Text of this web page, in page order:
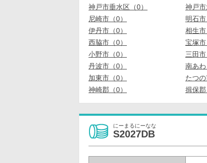
神戸市垂水区（0）
神戸市
尼崎市（0）
明石市
伊丹市（0）
相生市
西脇市（0）
宝塚市
小野市（0）
三田市
丹波市（0）
南あわ
加東市（0）
たつの
神崎郡（0）
揖保郡
にーまるにーなな
S2027DB